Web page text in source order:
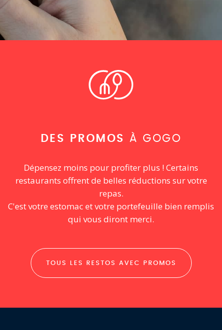
DES PROMOS À GOGO
Dépensez moins pour profiter plus ! Certains
restaurants offrent de belles réductions sur votre
repas.
C'est votre estomac et votre portefeuille bien remplis
qui vous diront merci.
TOUS LES RESTOS AVEC PROMOS